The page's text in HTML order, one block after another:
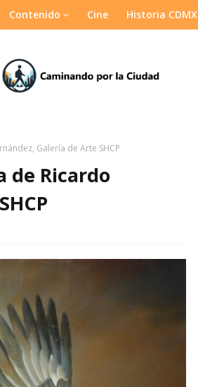
Contenido Cine Historia CDMX
Galería de Arte SHCP
de Ricardo